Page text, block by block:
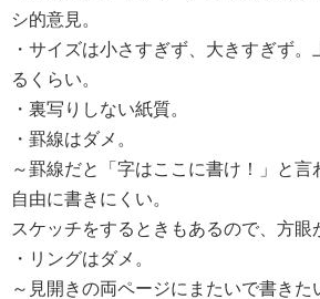
シ的意見。
・サイズは小さすぎず、大きすぎず。
るくらい。
・裏写りしない紙質。
・罫線はダメ。
～罫線だと「字はここに書け！」と言
自由に書きにくい。
スケッチをするときもあるので、方眼
・リングはダメ。
～見開きの両ページにまたいで書き